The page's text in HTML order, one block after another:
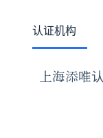
认证机构
上海添唯